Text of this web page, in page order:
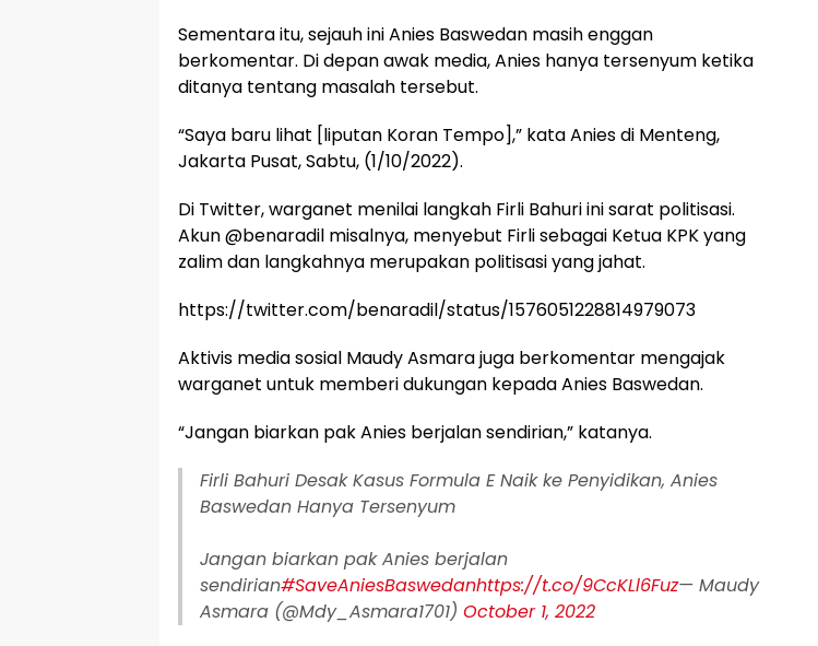
Sementara itu, sejauh ini Anies Baswedan masih enggan
berkomentar. Di depan awak media, Anies hanya tersenyum ketika
ditanya tentang masalah tersebut.
“Saya baru lihat [liputan Koran Tempo],” kata Anies di Menteng,
Jakarta Pusat, Sabtu, (1/10/2022).
Di Twitter, warganet menilai langkah Firli Bahuri ini sarat politisasi.
Akun @benaradil misalnya, menyebut Firli sebagai Ketua KPK yang
zalim dan langkahnya merupakan politisasi yang jahat.
https://twitter.com/benaradil/status/1576051228814979073
Aktivis media sosial Maudy Asmara juga berkomentar mengajak
warganet untuk memberi dukungan kepada Anies Baswedan.
“Jangan biarkan pak Anies berjalan sendirian,” katanya.
Firli Bahuri Desak Kasus Formula E Naik ke Penyidikan, Anies
Baswedan Hanya Tersenyum
Jangan biarkan pak Anies berjalan
sendirian#SaveAniesBaswedanhttps://t.co/9CcKLl6Fuz— Maudy
Asmara (@Mdy_Asmara1701) October 1, 2022